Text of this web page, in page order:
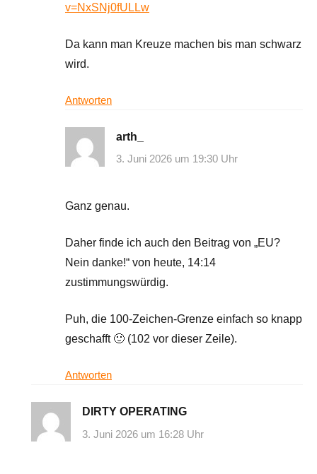
v=NxSNj0fULLw
Da kann man Kreuze machen bis man schwarz
wird.
Antworten
arth_
3. Juni 2026 um 19:30 Uhr
Ganz genau.
Daher finde ich auch den Beitrag von „EU?
Nein danke!“ von heute, 14:14
zustimmungswürdig.
Puh, die 100-Zeichen-Grenze einfach so knapp
geschafft 🙂 (102 vor dieser Zeile).
Antworten
DIRTY OPERATING
3. Juni 2026 um 16:28 Uhr